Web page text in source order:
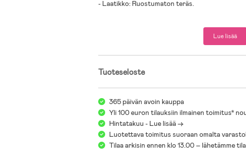
- Laatikko: Ruostumaton teräs.
Lue lisää
Tuoteseloste
365 päivän avoin kauppa
Yli 100 euron tilauksiin ilmainen toimitus*
Hintatakuu - Lue lisää ->
Luotettava toimitus suoraan omalta
Tilaa arkisin ennen klo 13.00 – lähetämme